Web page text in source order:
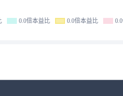
0.0倍本益比 0.0倍本益比